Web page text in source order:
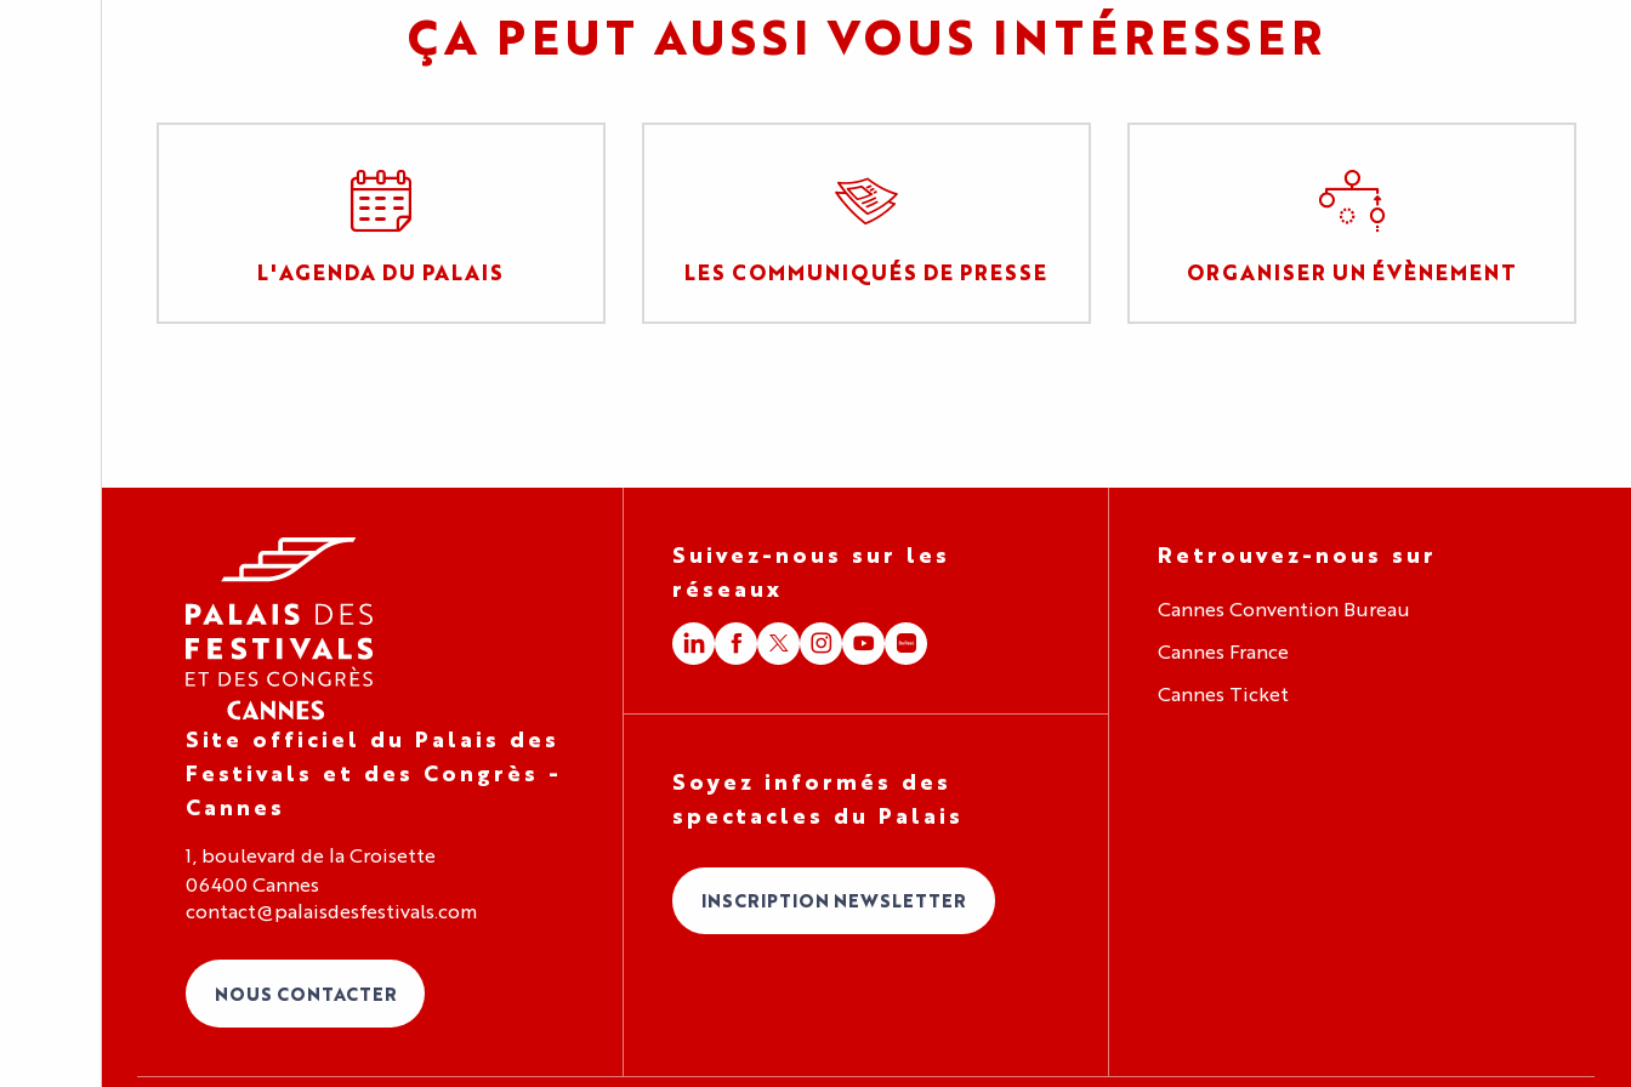
ÇA PEUT AUSSI VOUS INTÉRESSER
L'AGENDA DU PALAIS LES COMMUNIQUÉS DE PRESSE ORGANISER UN ÉVÈNEMENT
Site officiel du Palais des
Festivals et des Congrès -
Cannes
1, boulevard de la Croisette
06400 Cannes
contact@palaisdesfestivals.com
NOUS CONTACTER
Suivez-nous sur les
réseaux
Soyez informés des
spectacles du Palais
INSCRIPTION NEWSLETTER
Retrouvez-nous sur
Cannes Convention Bureau
Cannes France
Cannes Ticket